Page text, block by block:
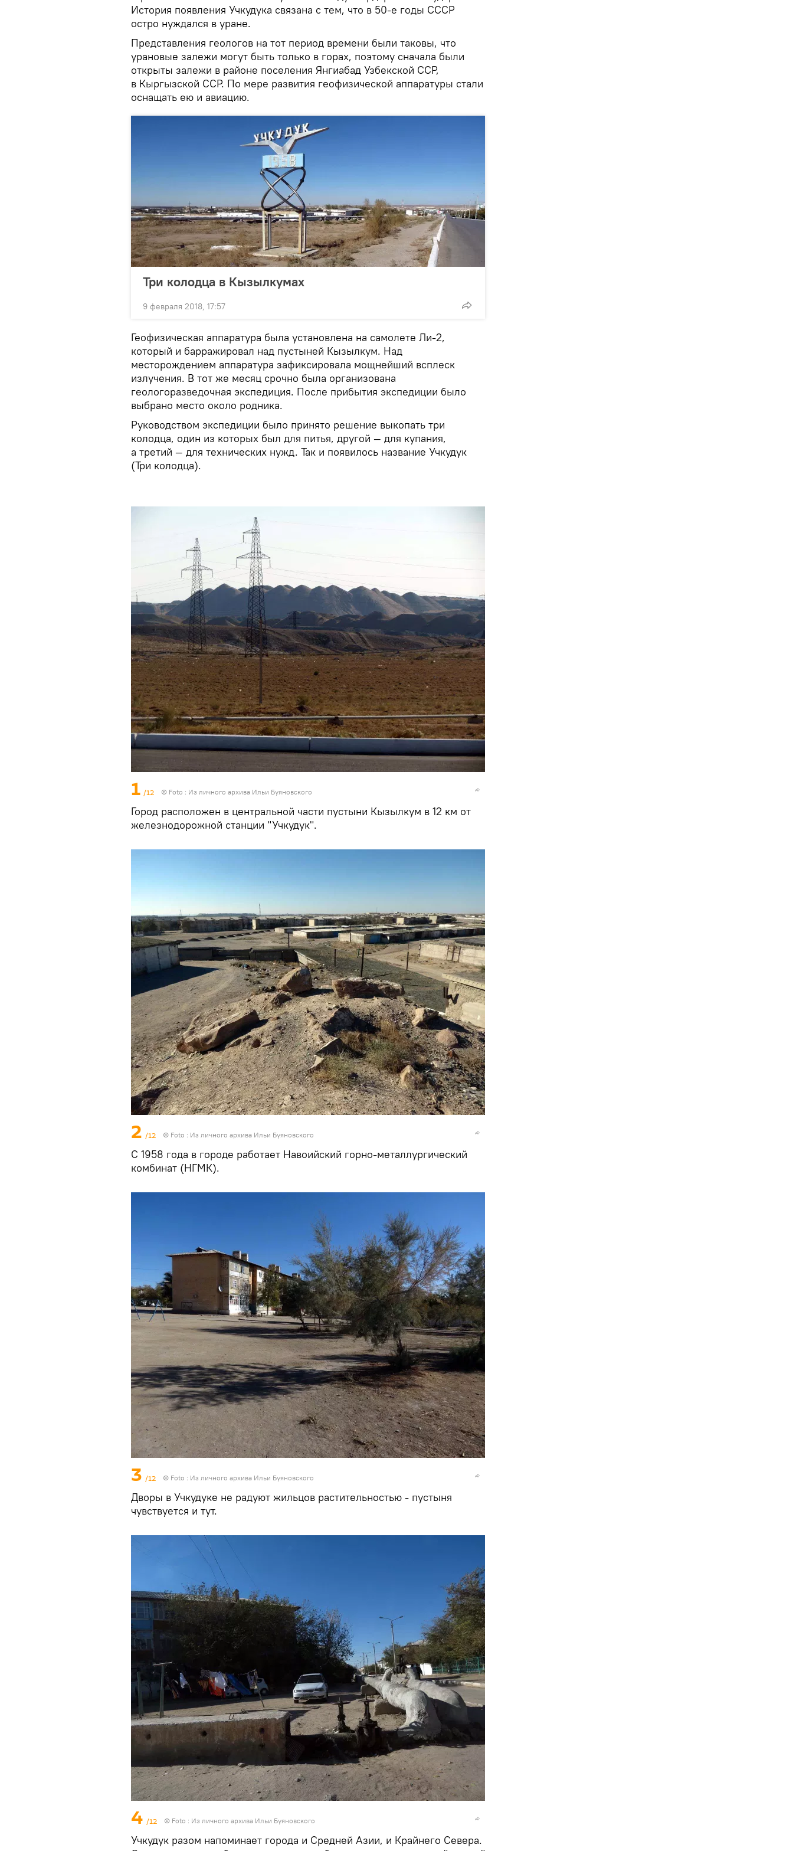
История появления Учкудука связана с тем, что в 50-е годы СССР
остро нуждался в уране.
Представления геологов на тот период времени были таковы, что
урановые залежи могут быть только в горах, поэтому сначала были
открыты залежи в районе поселения Янгиабад Узбекской ССР,
в Кыргызской ССР. По мере развития геофизической аппаратуры стали
оснащать ею и авиацию.
Три колодца в Кызылкумах
9 февраля 2018, 17:57
Геофизическая аппаратура была установлена на самолете Ли-2,
который и барражировал над пустыней Кызылкум. Над
месторождением аппаратура зафиксировала мощнейший всплеск
излучения. В тот же месяц срочно была организована
геологоразведочная экспедиция. После прибытия экспедиции было
выбрано место около родника.
Руководством экспедиции было принято решение выкопать три
колодца, один из которых был для питья, другой — для купания,
а третий — для технических нужд. Так и появилось название Учкудук
(Три колодца).
1 /12 © Foto : Из личного архива Ильи Буяновского
Город расположен в центральной части пустыни Кызылкум в 12 км от
железнодорожной станции "Учкудук".
2 /12 © Foto : Из личного архива Ильи Буяновского
С 1958 года в городе работает Навоийский горно-металлургический
комбинат (НГМК).
3 /12 © Foto : Из личного архива Ильи Буяновского
Дворы в Учкудуке не радуют жильцов растительностью - пустыня
чувствуется и тут.
4 /12 © Foto : Из личного архива Ильи Буяновского
Учкудук разом напоминает города и Средней Азии, и Крайнего Севера.